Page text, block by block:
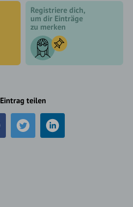
Registriere dich,
um dir Einträge
zu merken
Eintrag teilen